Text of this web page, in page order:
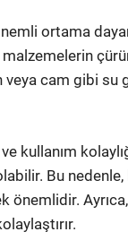
ortama
cam gibi
kullanım
Bu
önemlidir.